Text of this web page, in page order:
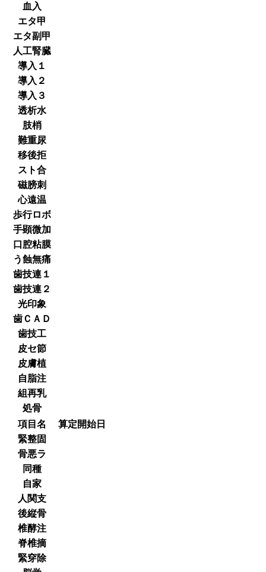
血入
エタ甲
エタ副甲
人工腎臓
導入１
導入２
導入３
透析水
肢梢
難重尿
移後拒
スト合
磁膀刺
心遠温
歩行ロボ
手顕微加
口腔粘膜
う蝕無痛
歯技連１
歯技連２
光印象
歯ＣＡＤ
歯技工
皮セ節
皮膚植
自脂注
組再乳
処骨
項目名
算定開始日
緊整固
骨悪ラ
同種
自家
人関支
後縦骨
椎酵注
脊椎摘
緊穿除